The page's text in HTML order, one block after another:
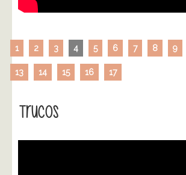
1 2 3 4 5 6 7 8 9
13 14 15 16 17
Trucos